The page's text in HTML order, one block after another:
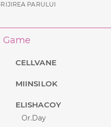
PARULUI
Game
CELLVANE
MIINSILOK
ELISHACOY
Or.Day